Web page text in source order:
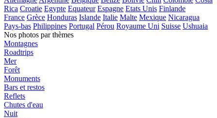
Rica Croatie Egypte Equateur Espagne Etats Unis Finlande
France Grèce Honduras Islande Italie Malte Mexique Nicaragua
Pays-bas Philippines Portugal Pérou Royaume Uni Suisse Ushuaia
Nos photos par thèmes
Montagnes
Roadtrips
Mer
Forêt
Monuments
Bars et restos
Reflets
Chutes d'eau
Nuit